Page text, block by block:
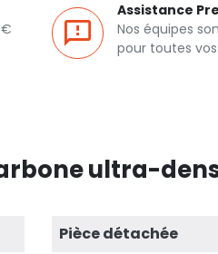
Assistance
Nos équipes
pour toutes
ultra-
Pièce détachée